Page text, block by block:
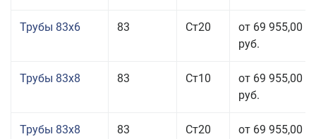
Трубы 83x6 83 Ст20
от 69 955,00
руб.
Трубы 83x8 83 Ст10
от 69 955,00
руб.
Трубы 83x8 83 Ст20
от 69 955,00